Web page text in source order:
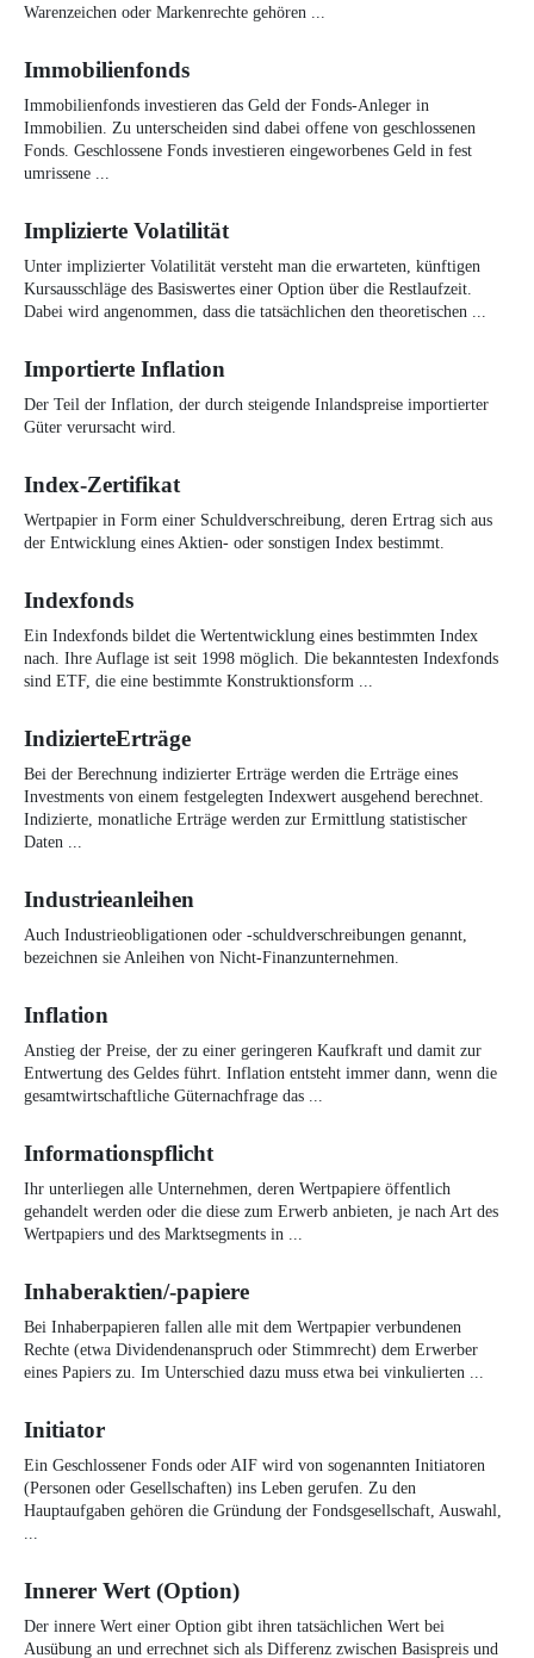
Warenzeichen oder Markenrechte gehören ...
Immobilienfonds
Immobilienfonds investieren das Geld der Fonds-Anleger in
Immobilien. Zu unterscheiden sind dabei offene von geschlossenen
Fonds. Geschlossene Fonds investieren eingeworbenes Geld in fest
umrissene ...
Implizierte Volatilität
Unter implizierter Volatilität versteht man die erwarteten, künftigen
Kursausschläge des Basiswertes einer Option über die Restlaufzeit.
Dabei wird angenommen, dass die tatsächlichen den theoretischen ...
Importierte Inflation
Der Teil der Inflation, der durch steigende Inlandspreise importierter
Güter verursacht wird.
Index-Zertifikat
Wertpapier in Form einer Schuldverschreibung, deren Ertrag sich aus
der Entwicklung eines Aktien- oder sonstigen Index bestimmt.
Indexfonds
Ein Indexfonds bildet die Wertentwicklung eines bestimmten Index
nach. Ihre Auflage ist seit 1998 möglich. Die bekanntesten Indexfonds
sind ETF, die eine bestimmte Konstruktionsform ...
IndizierteErträge
Bei der Berechnung indizierter Erträge werden die Erträge eines
Investments von einem festgelegten Indexwert ausgehend berechnet.
Indizierte, monatliche Erträge werden zur Ermittlung statistischer
Daten ...
Industrieanleihen
Auch Industrieobligationen oder -schuldverschreibungen genannt,
bezeichnen sie Anleihen von Nicht-Finanzunternehmen.
Inflation
Anstieg der Preise, der zu einer geringeren Kaufkraft und damit zur
Entwertung des Geldes führt. Inflation entsteht immer dann, wenn die
gesamtwirtschaftliche Güternachfrage das ...
Informationspflicht
Ihr unterliegen alle Unternehmen, deren Wertpapiere öffentlich
gehandelt werden oder die diese zum Erwerb anbieten, je nach Art des
Wertpapiers und des Marktsegments in ...
Inhaberaktien/-papiere
Bei Inhaberpapieren fallen alle mit dem Wertpapier verbundenen
Rechte (etwa Dividendenanspruch oder Stimmrecht) dem Erwerber
eines Papiers zu. Im Unterschied dazu muss etwa bei vinkulierten ...
Initiator
Ein Geschlossener Fonds oder AIF wird von sogenannten Initiatoren
(Personen oder Gesellschaften) ins Leben gerufen. Zu den
Hauptaufgaben gehören die Gründung der Fondsgesellschaft, Auswahl,
...
Innerer Wert (Option)
Der innere Wert einer Option gibt ihren tatsächlichen Wert bei
Ausübung an und errechnet sich als Differenz zwischen Basispreis und